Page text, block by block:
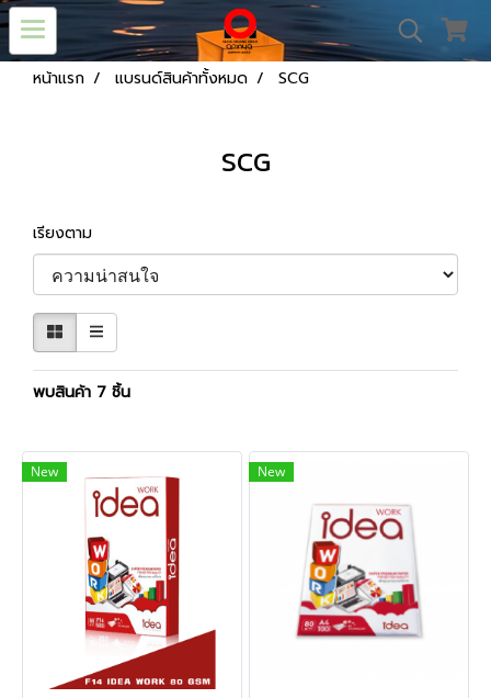
หน้าแรก แบรนด์สินค้าทั้งหมด SCG
SCG
เรียงตาม
พบสินค้า 7 ชิ้น
New New